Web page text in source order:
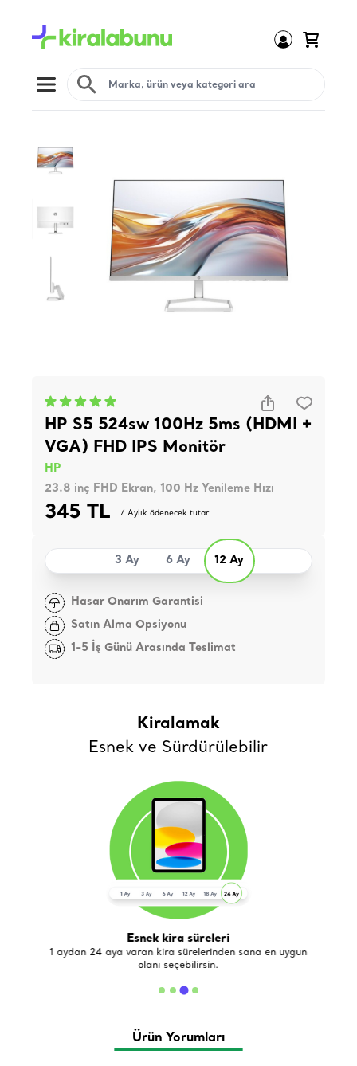
Open menu
HP S5 524sw 100Hz 5ms (HDMI +
VGA) FHD IPS Monitör
HP
23.8 inç FHD Ekran, 100 Hz Yenileme Hızı
345 TL / Aylık ödenecek tutar
3 Ay 6 Ay 12 Ay
Hasar Onarım Garantisi
Satın Alma Opsiyonu
1-5 İş Günü Arasında Teslimat
Kiralamak
Esnek ve Sürdürülebilir
Esnek kira süreleri
1 aydan 24 aya varan kira sürelerinden sana en uygun
olanı seçebilirsin.
Ürün Yorumları